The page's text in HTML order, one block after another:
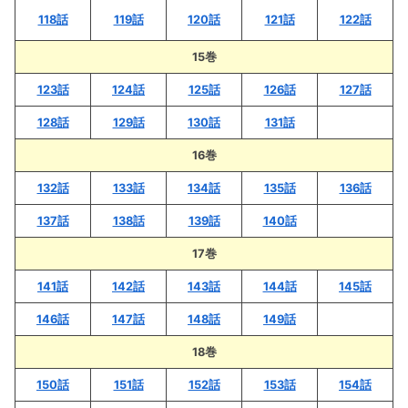
118話 119話 120話 121話 122話
15巻
123話 124話 125話 126話 127話
128話 129話 130話 131話
16巻
132話 133話 134話 135話 136話
137話 138話 139話 140話
17巻
141話 142話 143話 144話 145話
146話 147話 148話 149話
18巻
150話 151話 152話 153話 154話